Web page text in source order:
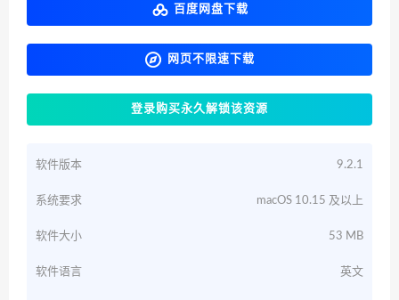
百度网盘下载
网页不限速下载
登录购买永久解锁该资源
软件版本 9.2.1
系统要求 macOS 10.15 及以上
软件大小 53 MB
软件语言 英文